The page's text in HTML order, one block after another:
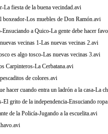
La fiesta de la buena vecindad.avi
Los muebles de Don Ramón.avi
a Quico-La gente debe hacer
vecinas 1-Las nuevas vecinas 2.avi
es algo tosco-Las nuevas vecinas 3.avi
Carpinteros-La Cerbatana.avi
de colores.avi
hacer cuando entra un ladrón a la casa-La
El grito de la independencia-Ensuciando
de la Policía-Jugando a la escuelita.avi